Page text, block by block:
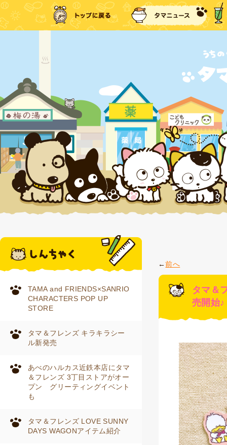
トップに戻る タ
TAMA and FRIENDS×SANRIO
CHARACTERS POP UP
STORE
タマ＆フレンズ キラキラシー
ル新発売
あべのハルカス近鉄本店にタマ
＆フレンズ 3丁目ストアがオー
プン グリーティングイベント
も
タマ＆フレンズ LOVE SUNNY
DAYS WAGONアイテム紹介
前へ
タマ＆
売開始♪